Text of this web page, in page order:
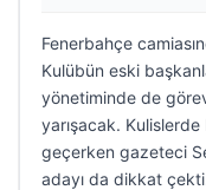
Fenerbahçe
Kulübün eski
yönetiminde de
yarışacak.
geçerken gazeteci
adayı da dikkat